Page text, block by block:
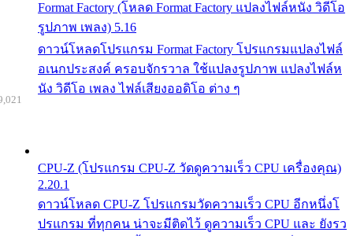
Format Factory (โหลด Format Factory แปลงไฟล์หนัง วิดีโอ
รูปภาพ เพลง) 5.16
ดาวน์โหลดโปรแกรม Format Factory โปรแกรมแปลงไฟล์
อเนกประสงค์ ครอบจักรวาล ใช้แปลงรูปภาพ แปลงไฟล์ห
นัง วิดีโอ เพลง ไฟล์เสียงออดิโอ ต่าง ๆ
CPU-Z (โปรแกรม CPU-Z วัดดูความเร็ว CPU เครื่องคุณ)
2.20.1
ดาวน์โหลด CPU-Z โปรแกรมวัดความเร็ว CPU อีกหนึ่งโ
ปรแกรม ที่ทุกคน น่าจะมีติดไว้ ดูความเร็ว CPU และ ยังรว